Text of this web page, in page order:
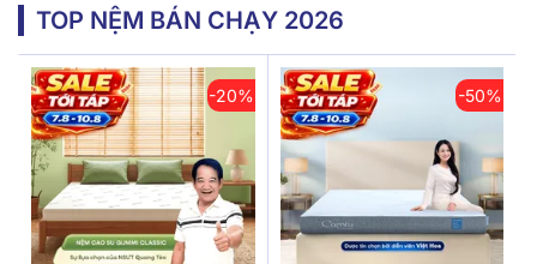
TOP NỆM BÁN CHẠY 2026
-20% -50%